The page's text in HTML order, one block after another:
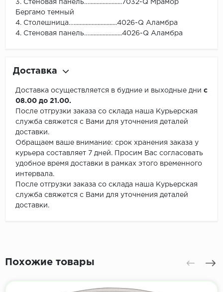
3. Стеновая панель…......................7032-Q Мрамор
Бергамо темный
4. Столешница….............................4026-Q Аламбра
4. Стеновая панель…......................4026-Q Аламбра
Доставка
Доставка осуществляется в будние и выходные дни с
08.00 до 21.00.
После отгрузки заказа со склада наша Курьерская
служба свяжется с Вами для уточнения деталей
доставки.
Обращаем ваше внимание: срок хранения заказа у
курьера составляет 7 дней. Просим Вас согласовать
удобное время доставки в рамках этого временного
интервала.
После отгрузки заказа со склада наша Курьерская
служба свяжется с Вами для уточнения деталей
доставки.
Похожие товары